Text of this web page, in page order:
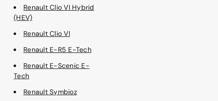
Renault Clio VI Hybrid
(HEV)
Renault Clio VI
Renault E-R5 E-Tech
Renault E-Scenic E-
Tech
Renault Symbioz